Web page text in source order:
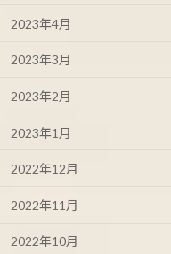
2023年4月
2023年3月
2023年2月
2023年1月
2022年12月
2022年11月
2022年10月